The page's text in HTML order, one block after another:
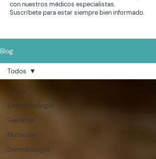
con nuestros médicos especialistas.
Suscríbete para estar siempre bien informado.
Blog
Todos
Endocrinología
Geriatría
Nutrición
Dermatología
Todos